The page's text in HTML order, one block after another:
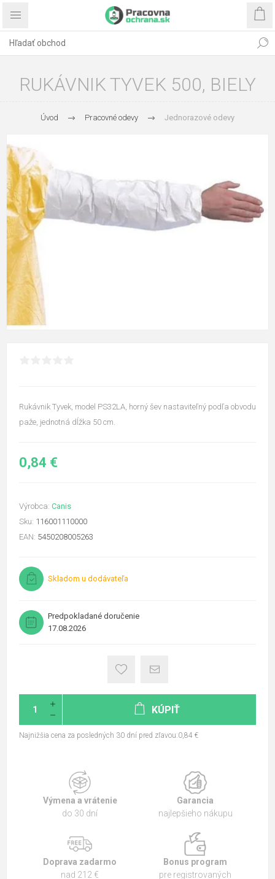
RUKÁVNIK TYVEK 500, BIELY
Úvod Pracovné odevy Jednorazové odevy
Rukávnik Tyvek, model PS32LA, horný šev nastaviteľný podľa obvodu
paže, jednotná dĺžka 50 cm.
0,84 €
Výrobca: Canis
Sku: 116001110000
EAN: 5450208005263
Skladom u dodávateľa
Predpokladané doručenie
17.08.2026
KÚPIŤ
Najnižšia cena za posledných 30 dní pred zľavou:0,84 €
Výmena a vrátenie
do 30 dní
Garancia
najlepšieho nákupu
Doprava zadarmo
nad 212 €
Bonus program
pre registrovaných